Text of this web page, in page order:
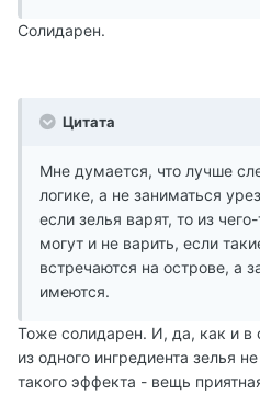
Солидарен.
Цитата
Мне думается, что лучше
логике, а не заниматься
если зелья варят, то из
могут и не варить, если
встречаются на острове, а
имеются.
Тоже солидарен. И, да, как и в
из одного ингредиента зелья
такого эффекта - вещь